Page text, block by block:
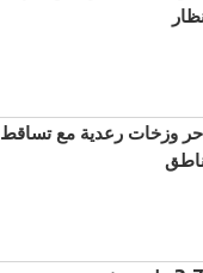
حر وزخات رعدية مع تساقط